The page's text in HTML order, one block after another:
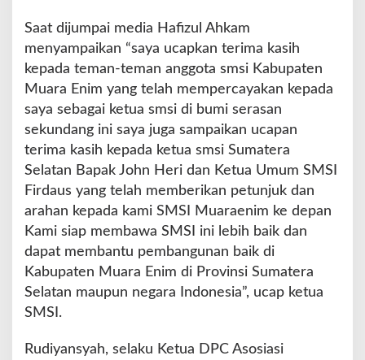
z
u
l
h
k
a
m
e
b
a
i
t
Saat dijumpai media Hafizul Ahkam
menyampaikan “saya ucapkan terima kasih
kepada teman-teman anggota smsi Kabupaten
Muara Enim yang telah mempercayakan kepada
saya sebagai ketua smsi di bumi serasan
sekundang ini saya juga sampaikan ucapan
terima kasih kepada ketua smsi Sumatera
Selatan Bapak John Heri dan Ketua Umum SMSI
Firdaus yang telah memberikan petunjuk dan
arahan kepada kami SMSI Muaraenim ke depan
Kami siap membawa SMSI ini lebih baik dan
dapat membantu pembangunan baik di
Kabupaten Muara Enim di Provinsi Sumatera
Selatan maupun negara Indonesia”, ucap ketua
SMSI.
Rudiyansyah, selaku Ketua DPC Asosiasi